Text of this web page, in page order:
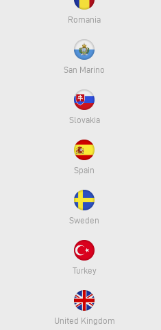
Romania
San Marino
Slovakia
Spain
Sweden
Turkey
United Kingdom